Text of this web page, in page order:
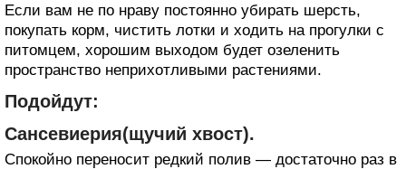
Если вам не по нраву постоянно убирать шерсть,
покупать корм, чистить лотки и ходить на прогулки с
питомцем, хорошим выходом будет озеленить
пространство неприхотливыми растениями.
Подойдут:
Сансевиерия(щучий хвост).
Спокойно переносит редкий полив — достаточно раз в